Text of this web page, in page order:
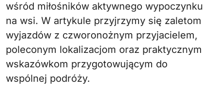
wśród miłośników aktywnego wypoczynku
na wsi. W artykule przyjrzymy się zaletom
wyjazdów z czworonożnym przyjacielem,
poleconym lokalizacjom oraz praktycznym
wskazówkom przygotowującym do
wspólnej podróży.